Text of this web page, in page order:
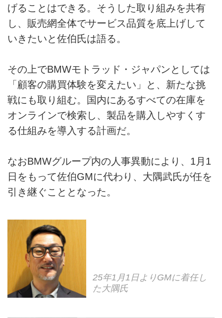
げることはできる。そうした取り組みを共有
し、販売網全体でサービス品質を底上げして
いきたいと佐伯氏は語る。
その上でBMWモトラッド・ジャパンとしては
「顧客の購買体験を変えたい」と、新たな挑
戦にも取り組む。国内にあるすべての在庫を
オンラインで検索し、製品を購入しやすくす
る仕組みを導入する計画だ。
なおBMWグループ内の人事異動により、1月1
日をもって佐伯GMに代わり、大隅武氏が任を
引き継ぐこととなった。
25年1月1日よりGMに着任し
た大隅氏